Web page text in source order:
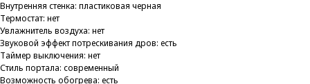
Внутренняя стенка: пластиковая черная
Термостат: нет
Увлажнитель воздуха: нет
Звуковой эффект потрескивания дров: есть
Таймер выключения: нет
Стиль портала: современный
Возможность обогрева: есть